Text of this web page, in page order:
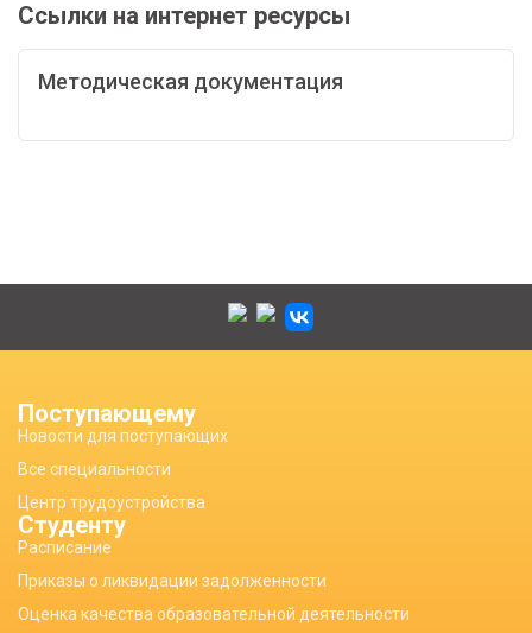
Ссылки на интернет ресурсы
Методическая документация
Поступающему
Новости для поступающих
Все специальности
Центр трудоустройства
Студенту
Расписание
Приказы о ликвидации задолженности
Оценка качества образовательной деятельности